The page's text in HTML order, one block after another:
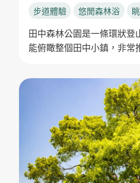
步道體驗 悠閒森林浴
田中森林公園是一條環狀登
能俯瞰整個田中小鎮，非常